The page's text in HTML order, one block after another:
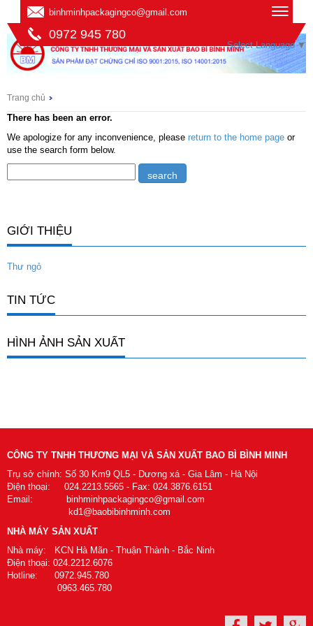
binhminhpackagingco@gmail.com
0972 945 780
Select Language ▼
Trang chủ
There has been an error.
We apologize for any inconvenience, please return to the home page or
use the search form below.
GIỚI THIỆU
Thư ngỏ
TIN TỨC
HÌNH ẢNH SẢN XUẤT
CÔNG TY TNHH THƯƠNG MẠI VÀ SẢN XUẤT BAO BÌ BÌNH MINH
Trụ sở chính: Số 30 Km9 QL5 - Dương xá - Gia Lâm - Hà Nội
Điện thoại: 024.2213.5565 - Fax: 024.3876.6151
Email: binhminhpackagingco@gmail.com
kd1@baobibinhminh.com
NHÀ MÁY SẢN XUẤT
Nhà máy: KCN Hà Mãn - Thuận Thành - Bắc Ninh
Điện thoại: 024.2212.6076
Hotline: 0972.945.780
0963.465.780